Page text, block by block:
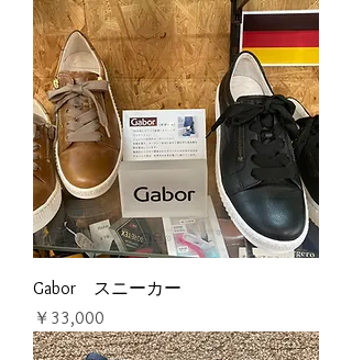
Gabor スニーカー
価格
￥33,000